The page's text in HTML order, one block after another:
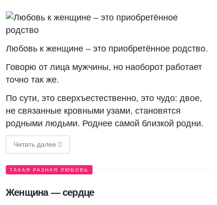
Любовь к женщине – это приобретённое родство.
Говорю от лица мужчины, но наоборот работает
точно так же.
По сути, это сверхъестественно, это чудо: двое,
не связанные кровными узами, становятся
родными людьми. Роднее самой близкой родни.
Читать далее
ТАКАЯ РАЗНАЯ ЛЮБОВЬ
Женщина — сердце